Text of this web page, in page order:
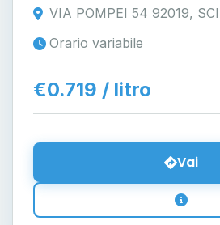
VIA POMPEI 54 92019,
Orario variabile
€0.719 / litro
Vai